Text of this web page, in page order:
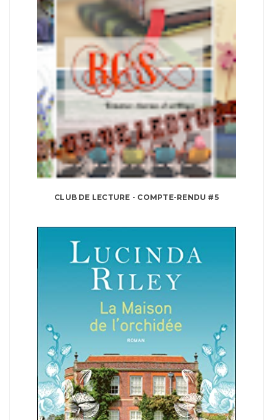
CLUB DE LECTURE - COMPTE-RENDU #5